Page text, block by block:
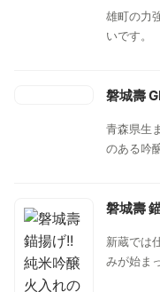
雄町の力
いです。
磐城壽
青森県生
のある吟
磐城壽
新蔵では
みが始ま